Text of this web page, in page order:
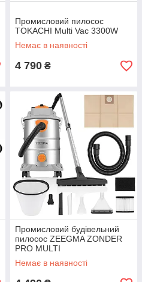
Промисловий пилосос
TOKACHI Multi Vac 3300W
Немає в наявності
4 790 ₴
Промисловий будівельний
пилосос ZEEGMA ZONDER
PRO MULTI
Немає в наявності